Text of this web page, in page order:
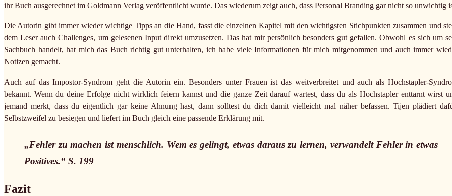
ihr Buch ausgerechnet im Goldmann Verlag veröffentlicht wurde. Das wiederum zeigt auch, dass Personal Branding gar nicht so unwichtig
Die Autorin gibt immer wieder wichtige Tipps an die Hand, fasst die einzelnen Kapitel mit den wichtigsten Stichpunkten zusammen und
dem Leser auch Challenges, um gelesenen Input direkt umzusetzen. Das hat mir persönlich besonders gut gefallen. Obwohl es sich um
Sachbuch handelt, hat mich das Buch richtig gut unterhalten, ich habe viele Informationen für mich mitgenommen und auch immer
Notizen gemacht.
Auch auf das Impostor-Syndrom geht die Autorin ein. Besonders unter Frauen ist das weitverbreitet und auch als Hochstapler-
bekannt. Wenn du deine Erfolge nicht wirklich feiern kannst und die ganze Zeit darauf wartest, dass du als Hochstapler enttarnt wirst
jemand merkt, dass du eigentlich gar keine Ahnung hast, dann solltest du dich damit vielleicht mal näher befassen. Tijen plädiert
Selbstzweifel zu besiegen und liefert im Buch gleich eine passende Erklärung mit.
„Fehler zu machen ist menschlich. Wem es gelingt, etwas daraus zu lernen, verwandelt Fehler in etwas
Positives.“ S. 199
Fazit